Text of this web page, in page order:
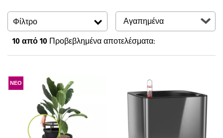
Φίλτρο
10από 10Προβεβλημένα αποτελέσματα:
ΝΕΟ